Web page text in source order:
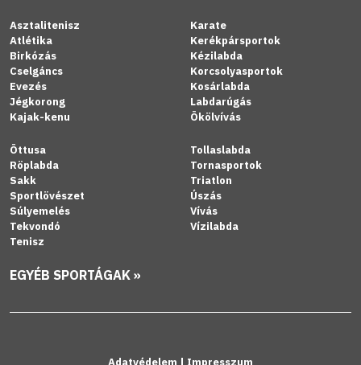
Asztalitenisz
Atlétika
Birkózás
Cselgáncs
Evezés
Jégkorong
Kajak-kenu
Karate
Kerékpársportok
Kézilabda
Korcsolyasportok
Kosárlabda
Labdarúgás
Ökölvívás
Öttusa
Röplabda
Sakk
Sportlövészet
Súlyemelés
Tekvondó
Tenisz
Tollaslabda
Tornasportok
Triatlon
Úszás
Vívás
Vízilabda
EGYÉB SPORTÁGAK »
Adatvédelem | Impresszum